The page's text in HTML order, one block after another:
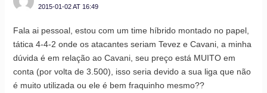
2015-01-02 AT 16:49
Fala ai pessoal, estou com um time híbrido montado no papel,
tática 4-4-2 onde os atacantes seriam Tevez e Cavani, a minha
dúvida é em relação ao Cavani, seu preço está MUITO em
conta (por volta de 3.500), isso seria devido a sua liga que não
é muito utilizada ou ele é bem fraquinho mesmo??